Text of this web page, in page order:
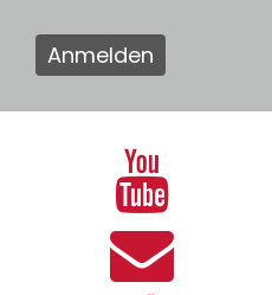
Anmelden